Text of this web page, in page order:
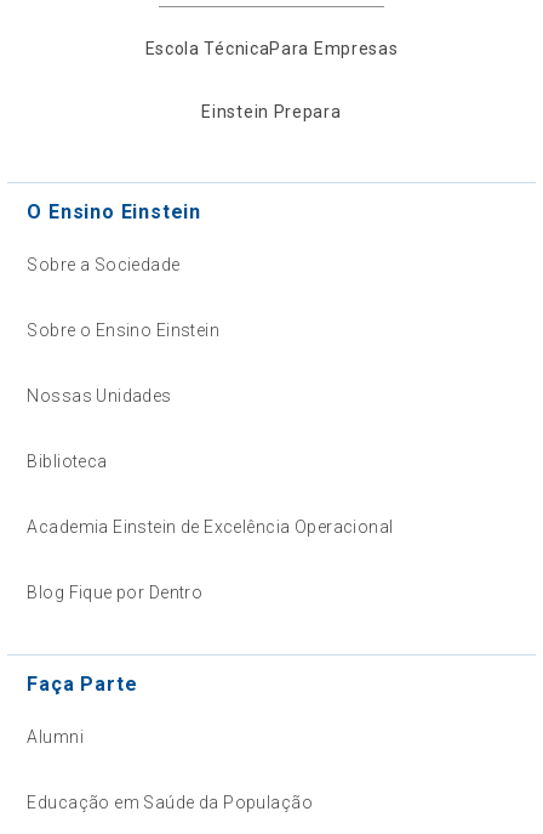
Escola TécnicaPara Empresas
Einstein Prepara
O Ensino Einstein
Sobre a Sociedade
Sobre o Ensino Einstein
Nossas Unidades
Biblioteca
Academia Einstein de Excelência Operacional
Blog Fique por Dentro
Faça Parte
Alumni
Educação em Saúde da População